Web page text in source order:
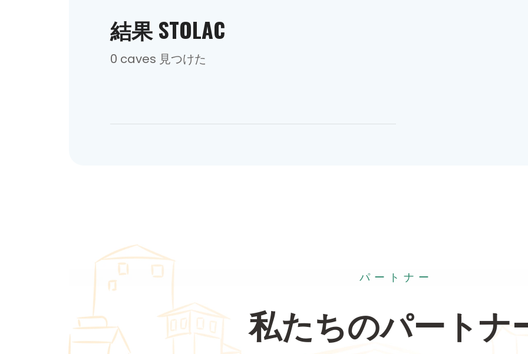
結果 STOLAC
0 caves 見つけた
パートナー
私たちのパートナ